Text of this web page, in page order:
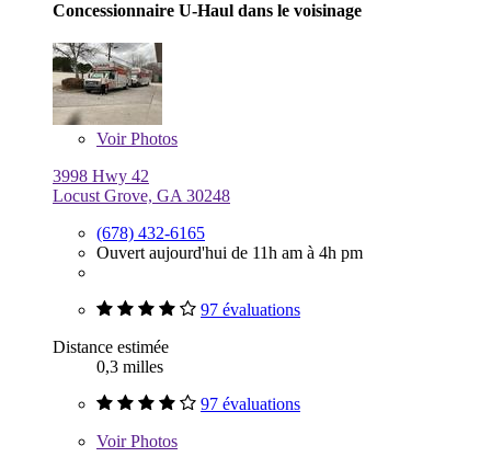
Concessionnaire U-Haul dans le voisinage
VoirPhotos
3998 Hwy 42
Locust Grove, GA 30248
(678) 432-6165
Ouvert aujourd'hui de 11h am à 4h pm
97 évaluations
Distance estimée
0,3 milles
97 évaluations
VoirPhotos